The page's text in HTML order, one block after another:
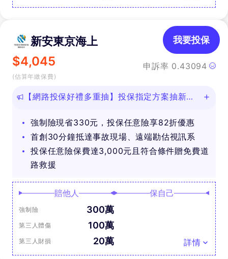
新安東京海上
$4,045
(估算年繳保費)
申訴率 0.43094
我要投保
【網路投保好禮多重抽】投保指定方案抽新款
強制險現省330元，投保任意險享82折優惠
首創30分鐘抵達事故現場、遠端勘估視訊系
投保任意險保費達3,000元且符合條件贈免費道
路救援
賠他人
強制險 300萬
第三人體傷 100萬
第三人財損 20萬
保自己
詳情